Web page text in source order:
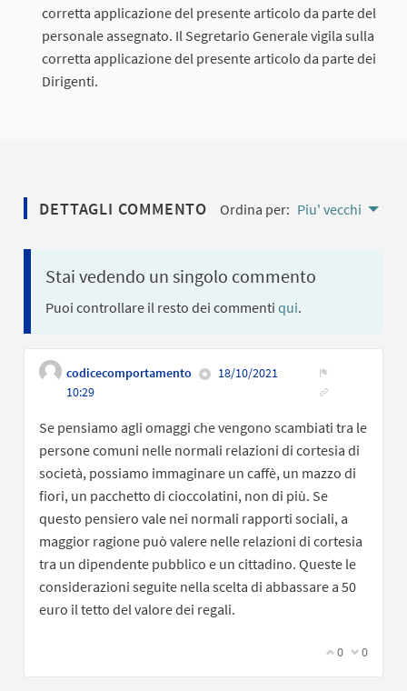
corretta applicazione del presente articolo da parte del
personale assegnato. Il Segretario Generale vigila sulla
corretta applicazione del presente articolo da parte dei
Dirigenti.
DETTAGLI COMMENTO Ordina per: Piu' vecchi
Stai vedendo un singolo commento
Puoi controllare il resto dei commenti qui.
codicecomportamento
18/10/2021
10:29
Segnala
Se pensiamo agli omaggi che vengono scambiati tra le
persone comuni nelle normali relazioni di cortesia di
società, possiamo immaginare un caffè, un mazzo di
fiori, un pacchetto di cioccolatini, non di più. Se
questo pensiero vale nei normali rapporti sociali, a
maggior ragione può valere nelle relazioni di cortesia
tra un dipendente pubblico e un cittadino. Queste le
considerazioni seguite nella scelta di abbassare a 50
euro il tetto del valore dei regali.
Sono
0 Non
0